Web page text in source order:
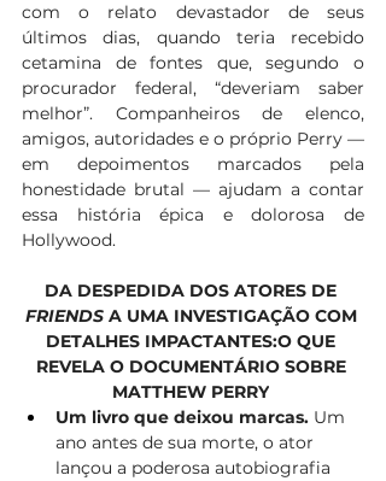
com o relato devastador de seus
últimos dias, quando teria recebido
cetamina de fontes que, segundo o
procurador federal, “deveriam saber
melhor”. Companheiros de elenco,
amigos, autoridades e o próprio Perry —
em depoimentos marcados pela
honestidade brutal — ajudam a contar
essa história épica e dolorosa de
Hollywood.
DA DESPEDIDA DOS ATORES DE
FRIENDS A UMA INVESTIGAÇÃO COM
DETALHES IMPACTANTES:O QUE
REVELA O DOCUMENTÁRIO SOBRE
MATTHEW PERRY
Um livro que deixou marcas. Um
ano antes de sua morte, o ator
lançou a poderosa autobiografia